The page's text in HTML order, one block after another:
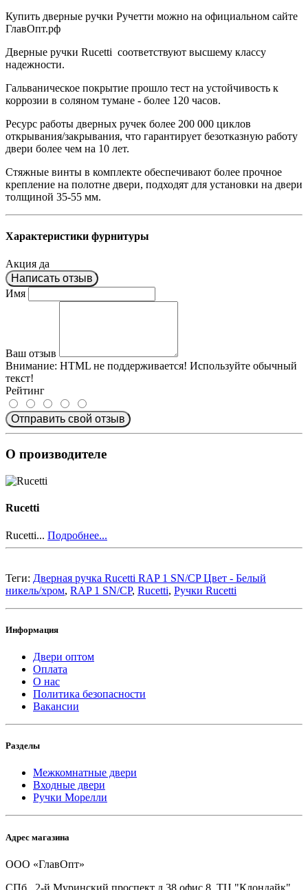
Купить дверные ручки Ручетти можно на официальном сайте
ГлавОпт.рф
Дверные ручки Rucetti соответствуют высшему классу
надежности.
Гальваническое покрытие прошло тест на устойчивость к
коррозии в соляном тумане - более 120 часов.
Ресурс работы дверных ручек более 200 000 циклов
открывания/закрывания, что гарантирует безотказную работу
двери более чем на 10 лет.
Стяжные винты в комплекте обеспечивают более прочное
крепление на полотне двери, подходят для установки на двери
толщиной 35-55 мм.
Характеристики фурнитуры
Акция да
Написать отзыв
Имя
Ваш отзыв
Внимание: HTML не поддерживается! Используйте обычный
текст!
Рейтинг
Отправить свой отзыв
О производителе
Rucetti
Rucetti... Подробнее...
Теги: Дверная ручка Rucetti RAP 1 SN/CP Цвет - Белый
никель/хром, RAP 1 SN/CP, Rucetti, Ручки Rucetti
Информация
Двери оптом
Оплата
О нас
Политика безопасности
Вакансии
Разделы
Межкомнатные двери
Входные двери
Ручки Морелли
Адрес магазина
ООО «ГлавОпт»
СПб., 2-й Муринский проспект д.38 офис 8, ТЦ "Клондайк"